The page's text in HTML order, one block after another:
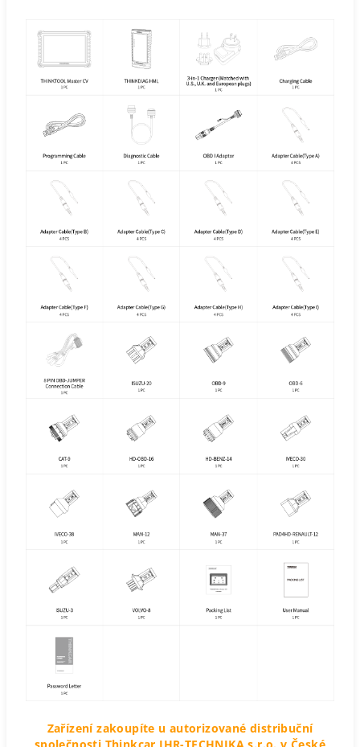
Zařízení zakoupíte u autorizované distribuční